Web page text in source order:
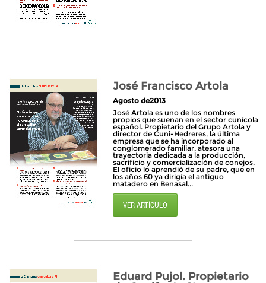
José Francisco Artola
Agosto de2013
José Artola es uno de los nombres
propios que suenan en el sector cunícola
español. Propietario del Grupo Artola y
director de Cuni-Hedreres, la última
empresa que se ha incorporado al
conglomerado familiar, atesora una
trayectoria dedicada a la producción,
sacrificio y comercialización de conejos.
El oficio lo aprendió de su padre, que en
los años 60 ya dirigía el antiguo
matadero en Benasal...
VER ARTÍCULO
Eduard Pujol. Propietario